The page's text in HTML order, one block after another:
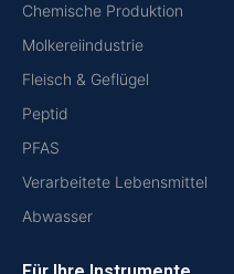
Chemische Produktion
Molkereiindustrie
Fleisch & Geflügel
Peptid
PFAS
Verarbeitete Lebensmittel
Abwasser